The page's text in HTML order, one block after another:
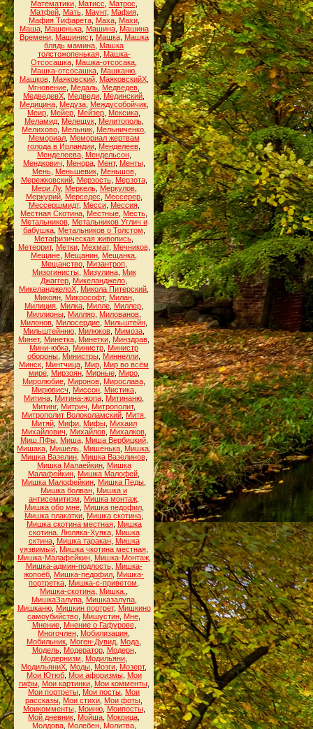
Математики, Матисс Матрос
Матфей, Мать, Маунт, Мафия,
Мафия Тифарета, Маха, Махи,
Маша, Машенька, Машина, Машина
Времени, Машинист, Машка, Машка
блядь мамина Машка
толстожопенькая, Машка-
Отсосашка Машка-отсосака
Машка-отсосашка Машканю
Машков, Маяковский, МаяковскийХ,
Мгновение Медаль Медведев
МедведевХ Медведи Мединский
Медицина, Медуза, Междусобойчик,
Меир Мейер Мейзер Мексика
Меламид, Мелещук, Мелитополь,
Мелихово Мельник Мельниченко
Мемориал, Мемориал жертвам
голода в Ирландии Менделеев
Менделеева, Мендельсон,
Мендкович
Менора, Мент, Менты,
Мень, Меньшевик, Меньшов,
Мережковский, Мерзость, Мерзота,
Мери Лу, Меркель, Меркулов,
Меркурий, Мерседес Мессерер,
Мессершмидт, Месси, Мессия,
Местная Скотина Местные Месть
Метальников, Метальников Углич и
бабушка, Метальников о Толстом
Метафизическая живопись
Метеорит, Метки, Мехмат, Мечников,
Мещане Мещанин Мещанка
Мещанство, Мизантроп,
Мизогинисты, Мизулина, Мик
Джаггер Микеланджело
МикеланджелоХ Микола Питерский
Микоян, Микрософт, Милан,
Милиция Милка Милле Миллер
Миллионы Милляр Милованов
Милонов Милосердие Мильштейн
Мильштейнню Милюков Мимоза
Минет, Минетка Минетки Минздрав
Мини-юбка Министр Министр
обороны Министры Миннелли
Минск Минтчица Мир Мир во всём
мире, Мирзоян, Мирные, Миро,
Миролюбие Миронов Мирослава
Мирювисч
Миссон Мистика
Митина Митина-жопа Митинаню
Митинг, Митрич Митрополит,
Митрополит Волоколамский Митя
Митяй, Мифи, Мифы, Михаил
Михайлович
Михайлов, Михалков,
Миш.ПФы, Миша, Миша Вербицкий,
Мишака Мишель Мишенька Мишка
Мишка Вазелин, Мишка Вазелинов,
Мишка Малаейкин, Мишка
Малафейкин Мишка Малофей
Мишка Малофейкин Мишка Педы
Мишка болван Мишка и
антисемитизм
Мишка монтаж
Мишка обо мне, Мишка педофил,
Мишка плакатки Мишка скотина
Мишка скотина местная, Мишка
скотина. Люляка-Хуяка, Мишка
сктина, Мишка таракан, Мишка
уязвимый Мишка чкотина местная
Мишка-Малафейкин, Мишка-Монтаж,
Мишка-админ-подлость, Мишка-
жопоёб Мишка-педофил Мишка-
портретка Мишка-с-приветом
Мишка-скотина Мишка.
МишкаЗалупа, Мишказалупа,
Мишканю, Мишкин портрет, Мишкино
самоубийство Мишустин Мне
Мнение, Мнение о Гафурове,
Многочлен Мобилизация
Мобильник Моген-Дувид Мода
Модель, Модератор, Модерн,
Модернизм
Модильяни
МодильяниХ Моды Мозги Мозерт,
Мои Ютюб, Мои афоризмы, Мои
гифы, Мои картинки, Мои комменты,
Мои портреты Мои посты Мои
рассказы Мои стихи Мои фоты
Моикомменты, Моиню, Моипосты,
Мой дневник Мойша Мокрица
Молдова, Молебен, Молитва,